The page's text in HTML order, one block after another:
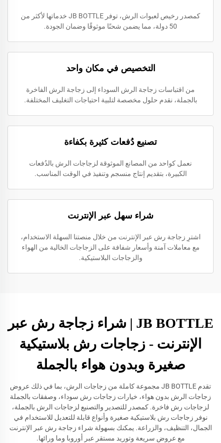
كمصدر رخيص لعبوات الرش، توفر JB BOTTLE خدماتها لأكثر من
50 دولة، مما يضمن شحنًا موثوقًا وضمان الجودة.
التخصيص في مكان واحد
من اقتباسات زجاجة الرش السوداء إلى زجاجة الرش الفاخرة
بالجملة، نقدم حلول مخصصة لتلبية احتياجات التغليف المختلفة.
تصنيع دُفعات كثيرة بكفاءة
نعمل كواحد من المصانع الموثوقة لزجاجات الرش بالدُفعات
الكبيرة، بتقديم إنتاج منسجم وتنفيذ في الوقت المناسب.
شراء سهل عبر الإنترنت
اشترِ زجاجة رش عبر الإنترنت من خلال منصتنا السهلة الاستخدام،
مع معاملات آمنة وأسعار شفافة على الزجاجات الخالية من الهواء
والزجاجات البلاستيكية.
JB BOTTLE | شراء زجاجة رش عبر
الإنترنت - زجاجات رش بلاستيكية
صغيرة وبدون هواء بالجملة
تقدم JB BOTTLE مجموعة كاملة من زجاجات الرش، بما في ذلك عروض
زجاجات الرش بدون هواء، خيارات زجاجات رش سوداء، وصفقات بالجملة
لزجاجات رش فاخرة. كمصدر للتصدير والتصنيع لزجاجات الرش بالجملة،
نوفر زجاجات رش بلاستيكية صغيرة وأنواع قابلة للتعديل للاستخدام في
الجمال، التنظيف، والزراعة. يمكنك بسهولة شراء زجاجة رش عبر الإنترنت
مع عروض سريعة وتوريد مستقر عبر أوروبا وما ورائها.